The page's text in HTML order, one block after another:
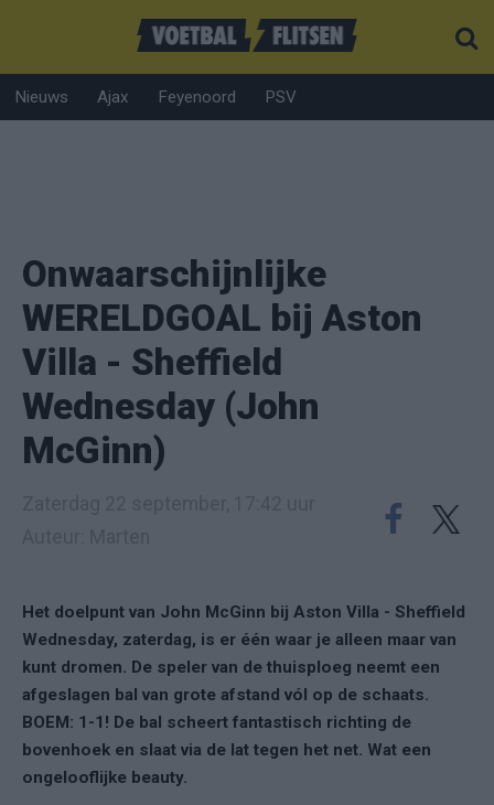
Nieuws Ajax Feyenoord PSV
Onwaarschijnlijke
WERELDGOAL bij Aston
Villa - Sheffield
Wednesday (John
McGinn)
Het doelpunt van John McGinn bij Aston Villa - Sheffield
Wednesday, zaterdag, is er één waar je alleen maar van
kunt dromen. De speler van de thuisploeg neemt een
afgeslagen bal van grote afstand vól op de schaats.
BOEM: 1-1! De bal scheert fantastisch richting de
bovenhoek en slaat via de lat tegen het net. Wat een
ongelooflijke beauty.